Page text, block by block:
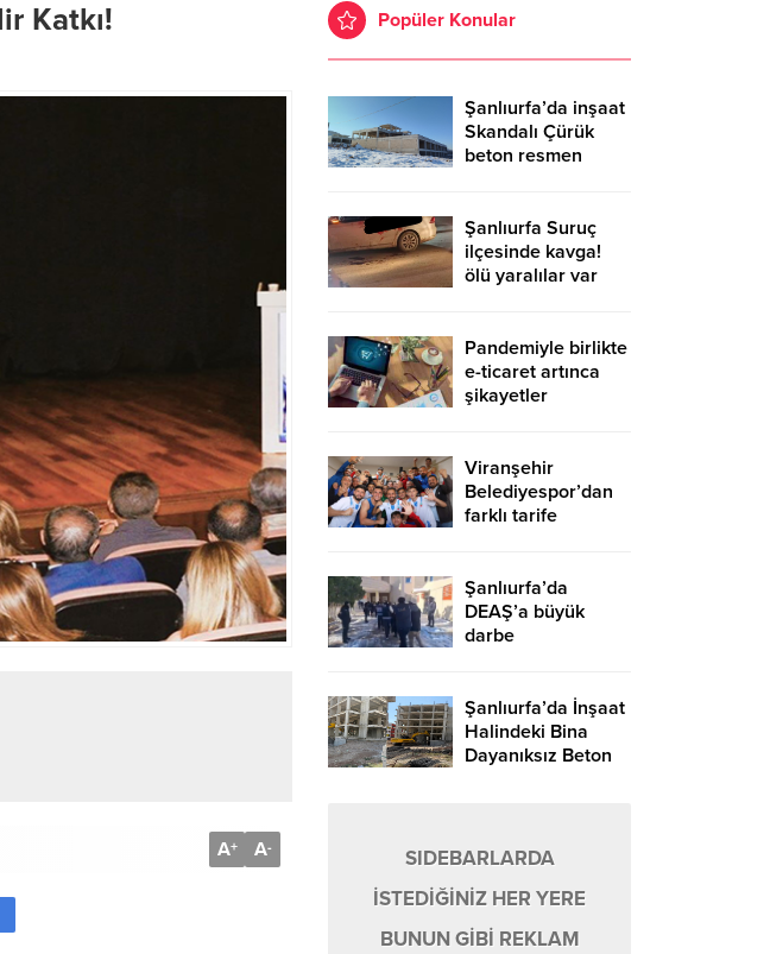
Katkı!
A+ A-
Popüler Konular
Şanlıurfa’da inşaat
Skandalı Çürük
beton resmen
Şanlıurfa Suruç
ilçesinde kavga!
ölü yaralılar var
Pandemiyle birlikte
e-ticaret artınca
şikayetler
Viranşehir
Belediyespor’dan
farklı tarife
Şanlıurfa’da
DEAŞ’a büyük
darbe
Şanlıurfa’da İnşaat
Halindeki Bina
Dayanıksız Beton
SIDEBARLARDA
İSTEDİĞİNİZ HER YERE
BUNUN GİBİ REKLAM